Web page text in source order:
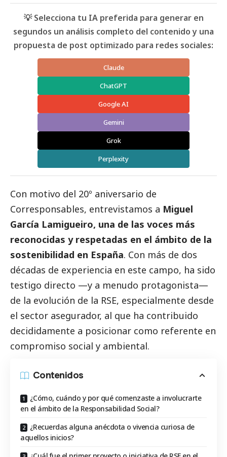
💡 Selecciona tu IA preferida para generar en
segundos un análisis completo del contenido y una
propuesta de post optimizado para redes sociales:
Claude
ChatGPT
Google AI
Gemini
Grok
Perplexity
Con motivo del 20º aniversario de
Corresponsables, entrevistamos a Miguel
García Lamigueiro, una de las voces más
reconocidas y respetadas en el ámbito de la
sostenibilidad en España. Con más de dos
décadas de experiencia en este campo, ha sido
testigo directo —y a menudo protagonista—
de la evolución de la RSE, especialmente desde
el sector asegurador, al que ha contribuido
decididamente a posicionar como referente en
compromiso social y ambiental.
Contenidos
¿Cómo, cuándo y por qué comenzaste a involucrarte
en el ámbito de la Responsabilidad Social?
¿Recuerdas alguna anécdota o vivencia curiosa de
aquellos inicios?